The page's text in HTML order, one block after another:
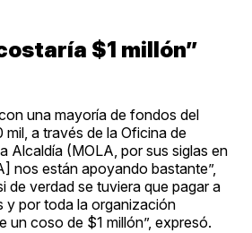
$1 millón”
una mayoría de fondos del
a través de la Oficina de
Alcaldía (MOLA, por sus siglas en
nos están apoyando bastante”,
de verdad se tuviera que pagar a
y por toda la organización
un coso de $1 millón”, expresó.